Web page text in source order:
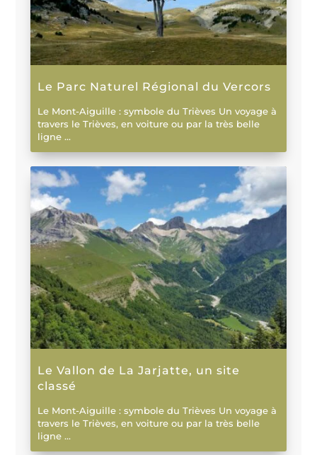
Le Parc Naturel Régional du Vercors
Le Mont-Aiguille : symbole du Trièves Un voyage à
travers le Trièves, en voiture ou par la très belle
ligne ...
Le Vallon de La Jarjatte, un site
classé
Le Mont-Aiguille : symbole du Trièves Un voyage à
travers le Trièves, en voiture ou par la très belle
ligne ...